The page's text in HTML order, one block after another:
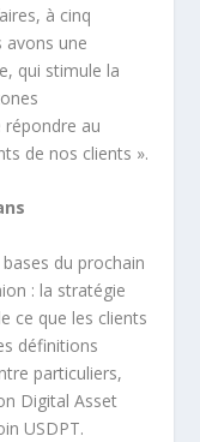
à cinq
avons une
qui stimule la
répondre au
de nos clients ».
du prochain
: la stratégie
ce que les clients
définitions
particuliers,
Digital Asset
USDPT.